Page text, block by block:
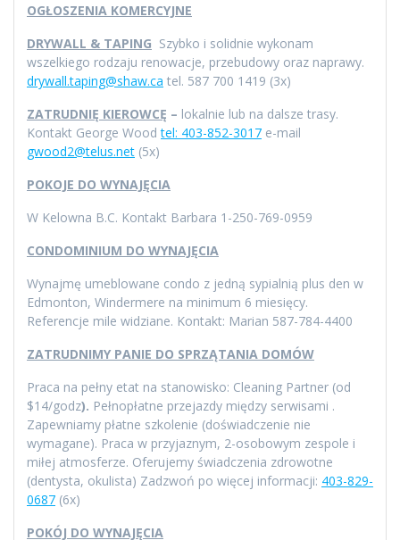
OGŁOSZENIA KOMERCYJNE
DRYWALL & TAPING Szybko i solidnie wykonam
wszelkiego rodzaju renowacje, przebudowy oraz naprawy.
drywall.taping@shaw.ca tel. 587 700 1419 (3x)
ZATRUDNIĘ KIEROWCĘ – lokalnie lub na dalsze trasy.
Kontakt George Woodtel: 403-852-3017 e-mail
gwood2@telus.net (5x)
POKOJE DO WYNAJĘCIA
W Kelowna B.C. Kontakt Barbara 1-250-769-0959
CONDOMINIUM DO WYNAJĘCIA
Wynajmę umeblowane condo z jedną sypialnią plus den w
Edmonton, Windermere na minimum 6 miesięcy.
Referencje mile widziane. Kontakt: Marian 587-784-4400
ZATRUDNIMY PANIE DO SPRZĄTANIA DOMÓW
Praca na pełny etat na stanowisko: Cleaning Partner (od
$14/godz). Pełnopłatne przejazdy między serwisami .
Zapewniamy płatne szkolenie (doświadczenie nie
wymagane). Praca w przyjaznym, 2-osobowym zespole i
miłej atmosferze. Oferujemy świadczenia zdrowotne
(dentysta, okulista) Zadzwoń po więcej informacji: 403-829-
0687 (6x)
POKÓJ DO WYNAJĘCIA